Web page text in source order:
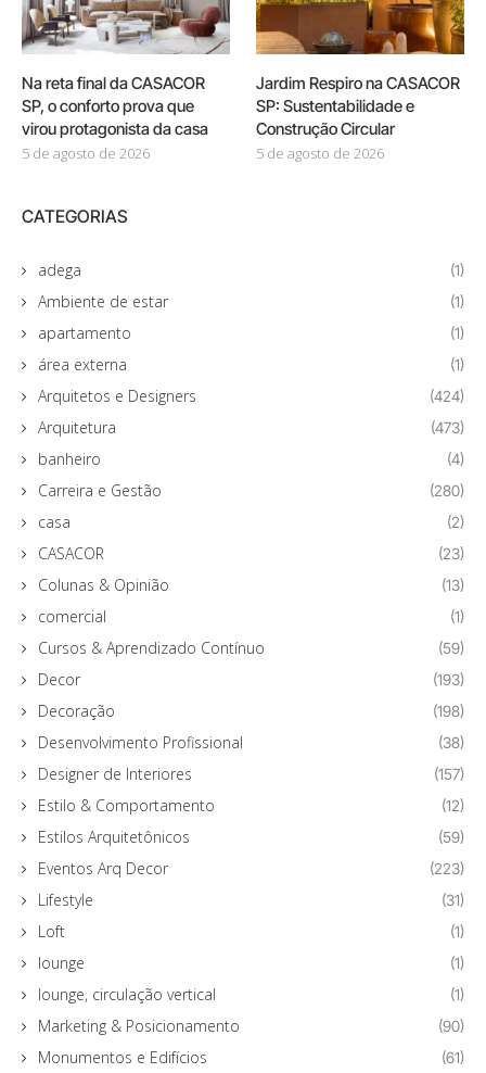
Na reta final da CASACOR
SP, o conforto prova que
virou protagonista da casa
5 de agosto de 2026
Jardim Respiro na CASACOR
SP: Sustentabilidade e
Construção Circular
5 de agosto de 2026
CATEGORIAS
adega (1)
Ambiente de estar (1)
apartamento (1)
área externa (1)
Arquitetos e Designers (424)
Arquitetura (473)
banheiro (4)
Carreira e Gestão (280)
casa (2)
CASACOR (23)
Colunas & Opinião (13)
comercial (1)
Cursos & Aprendizado Contínuo (59)
Decor (193)
Decoração (198)
Desenvolvimento Profissional (38)
Designer de Interiores (157)
Estilo & Comportamento (12)
Estilos Arquitetônicos (59)
Eventos Arq Decor (223)
Lifestyle (31)
Loft (1)
lounge (1)
lounge, circulação vertical (1)
Marketing & Posicionamento (90)
Monumentos e Edifícios (61)